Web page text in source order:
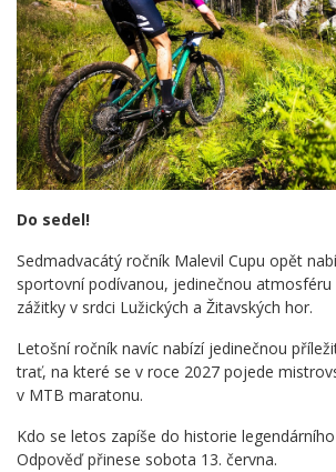
Do sedel!
Sedmadvacátý ročník Malevil Cupu opět
sportovní podívanou, jedinečnou
zážitky v srdci Lužických a Žitavských hor.
Letošní ročník navíc nabízí jedinečnou
trať, na které se v roce 2027 pojede
v MTB maratonu.
Kdo se letos zapíše do historie
Odpověď přinese sobota 13. června.